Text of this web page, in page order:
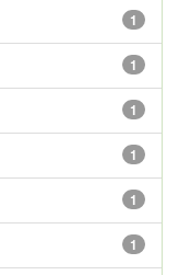
1
1
1
1
1
1